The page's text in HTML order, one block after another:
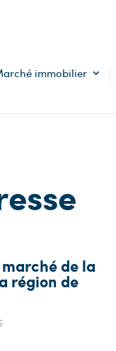
immobilier
de la
région de